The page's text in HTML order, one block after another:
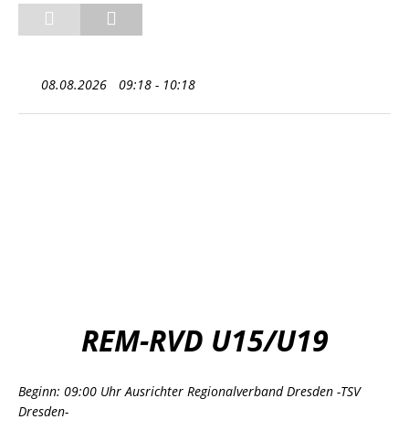
08.08.2026 09:18 - 10:18
REM-RVD U15/U19
Beginn: 09:00 Uhr Ausrichter Regionalverband Dresden -TSV
Dresden-